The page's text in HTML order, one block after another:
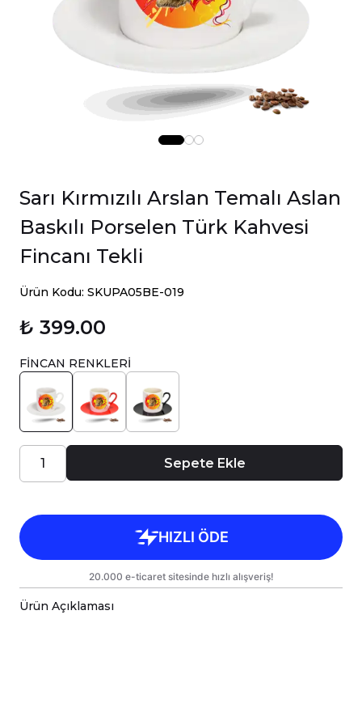
Sarı Kırmızılı Arslan Temalı Aslan
Baskılı Porselen Türk Kahvesi
Fincanı Tekli
Ürün Kodu: SKUPA05BE-019
₺ 399.00
FİNCAN RENKLERİ
Sepete Ekle
Ürün Açıklaması